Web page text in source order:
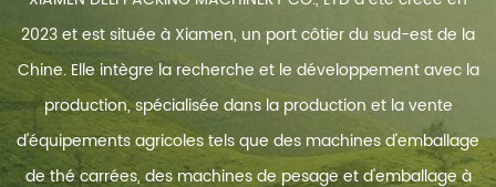
mesure, de
fabrication de sacs,
de remplissage, de
découpe, de
comptage et de
sortie du produit
fini. La machine à
propreté. C'est un
équipement idéal
qui peut être utilisé
pour emballer des
aliments, du thé,
des herbes, de la
poudre sèche, des
2023 et est située à Xiamen, un port côtier du sud-est de la
Chine. Elle intègre la recherche et le développement avec la
production, spécialisée dans la production et la vente
d'équipements agricoles tels que des machines d'emballage
de thé carrées, des machines de pesage et d'emballage à